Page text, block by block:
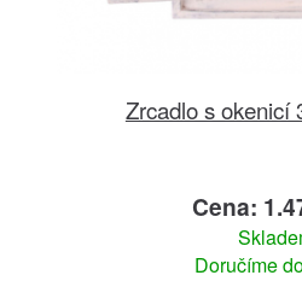
Zrcadlo s okenicí
Cena:
Doručíme